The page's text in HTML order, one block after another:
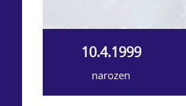
10.4.1999
narozen